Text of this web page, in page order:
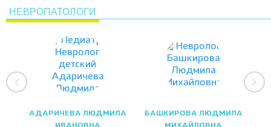
НЕВРОПАТОЛОГИ
АДАРИЧЕВА ЛЮДМИЛА
БАШКИРОВА ЛЮДМИЛА